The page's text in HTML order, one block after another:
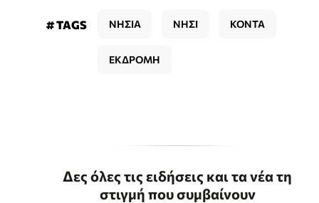
# TAGS ΝΗΣΙΑ ΝΗΣΙ ΚΟΝΤΑ
ΕΚΔΡΟΜΗ
Δες όλες τις ειδήσεις και τα νέα τη
στιγμή που συμβαίνουν